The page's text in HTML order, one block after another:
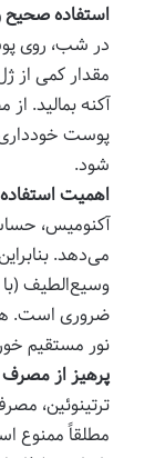
استفاده
در شب، روی
مقدار کمی از
آکنه بمالید.
پوست
شود.
اهمیت
آکنومیس،
می‌دهد.
ضروری است.
نور مستقیم
پرهیز از مصرف
ترتینوئین،
مطلقاً ممنوع